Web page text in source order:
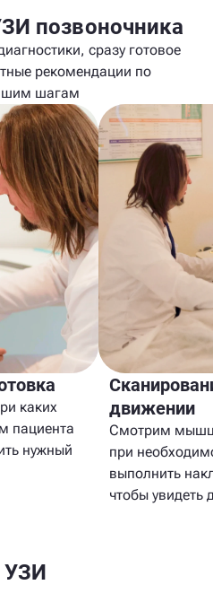
позвоночника
сразу готовое
рекомендации по
шагам
каких
пациента
нужный
движении
Смотрим
при
выполнить
чтобы увидеть
УЗИ